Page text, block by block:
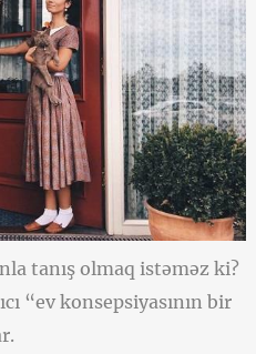
tanış olmaq istəməz ki?
“ev konsepsiyasının bir